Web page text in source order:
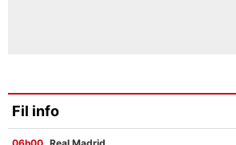
Fil info